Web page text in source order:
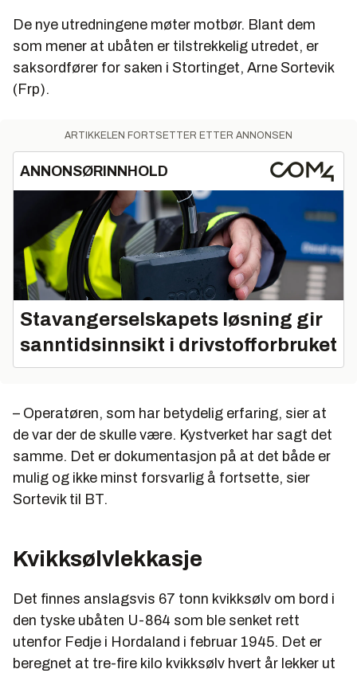
De nye utredningene møter motbør. Blant dem
som mener at ubåten er tilstrekkelig utredet, er
saksordfører for saken i Stortinget, Arne Sortevik
(Frp).
ARTIKKELEN FORTSETTER ETTER ANNONSEN
ANNONSØRINNHOLD
Stavangerselskapets løsning gir
sanntidsinnsikt i drivstofforbruket
– Operatøren, som har betydelig erfaring, sier at
de var der de skulle være. Kystverket har sagt det
samme. Det er dokumentasjon på at det både er
mulig og ikke minst forsvarlig å fortsette, sier
Sortevik til BT.
Kvikksølvlekkasje
Det finnes anslagsvis 67 tonn kvikksølv om bord i
den tyske ubåten U-864 som ble senket rett
utenfor Fedje i Hordaland i februar 1945. Det er
beregnet at tre-fire kilo kvikksølv hvert år lekker ut